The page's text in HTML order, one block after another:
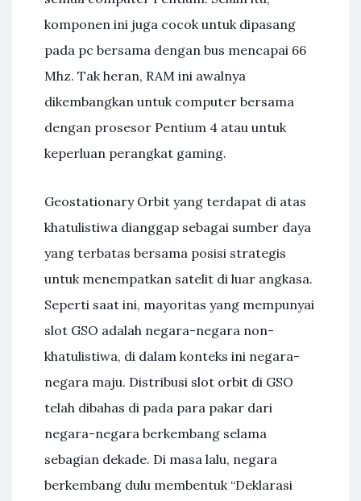
komponen ini juga cocok untuk dipasang
pada pc bersama dengan bus mencapai 66
Mhz. Tak heran, RAM ini awalnya
dikembangkan untuk computer bersama
dengan prosesor Pentium 4 atau untuk
keperluan perangkat gaming.
Geostationary Orbit yang terdapat di atas
khatulistiwa dianggap sebagai sumber daya
yang terbatas bersama posisi strategis
untuk menempatkan satelit di luar angkasa.
Seperti saat ini, mayoritas yang mempunyai
slot GSO adalah negara-negara non-
khatulistiwa, di dalam konteks ini negara-
negara maju. Distribusi slot orbit di GSO
telah dibahas di pada para pakar dari
negara-negara berkembang selama
sebagian dekade. Di masa lalu, negara
berkembang dulu membentuk “Deklarasi